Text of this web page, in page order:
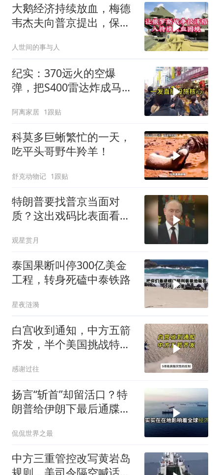
大鹅经济持续放血，梅德
韦杰夫向普京提出，保住
人世间的事与人
纪实：370远火的空爆
弹，把S400雷达炸成马蜂
了
阿离家居 1跟贴
科莫多巨蜥繁忙的一天，
吃平头哥野牛羚羊！
舒克动物记 1跟贴
特朗普要找普京当面对
质？这出戏码比表面看起
观星赏月
泰国果断叫停300亿美金
工程，转身死磕中泰铁路
星夜涟漪
白宫收到通知，中方五箭
齐发，半个美国挑战特朗
感谢过往
扬言“斩首”却留活口？特
朗普给伊朗下最后通牒，
侃侃世界之最
中方三重管控改写黄岩岛